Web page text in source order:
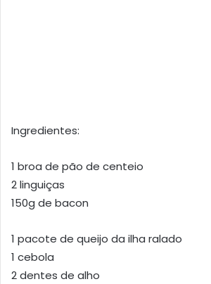
Ingredientes:
1 broa de pão de centeio
2 linguiças
150g de bacon
1 pacote de queijo da ilha ralado
1 cebola
2 dentes de alho